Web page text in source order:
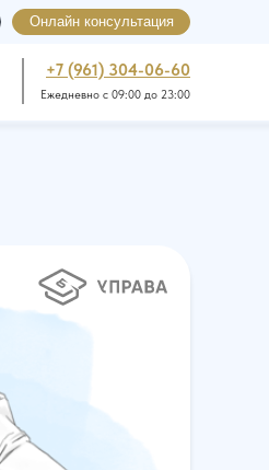
+7 (961) 304-06-60
Ежедневно с 09:00 до 23:00
Онлайн консультация